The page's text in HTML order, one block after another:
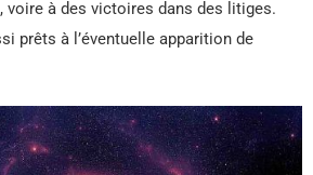
à des victoires dans des litiges.
prêts à l’éventuelle apparition de